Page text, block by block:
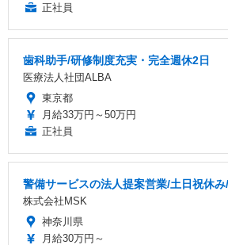
正社員
歯科助手/研修制度充実・完全週休2日
医療法人社団ALBA
東京都
月給33万円～50万円
正社員
警備サービスの法人提案営業/土日祝休
株式会社MSK
神奈川県
月給30万円～